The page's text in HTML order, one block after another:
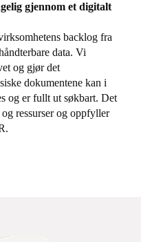
gjennom et digitalt
backlog fra
data. Vi
og gjør det
dokumentene kan i
og er fullt ut søkbart. Det
ressurser og oppfyller